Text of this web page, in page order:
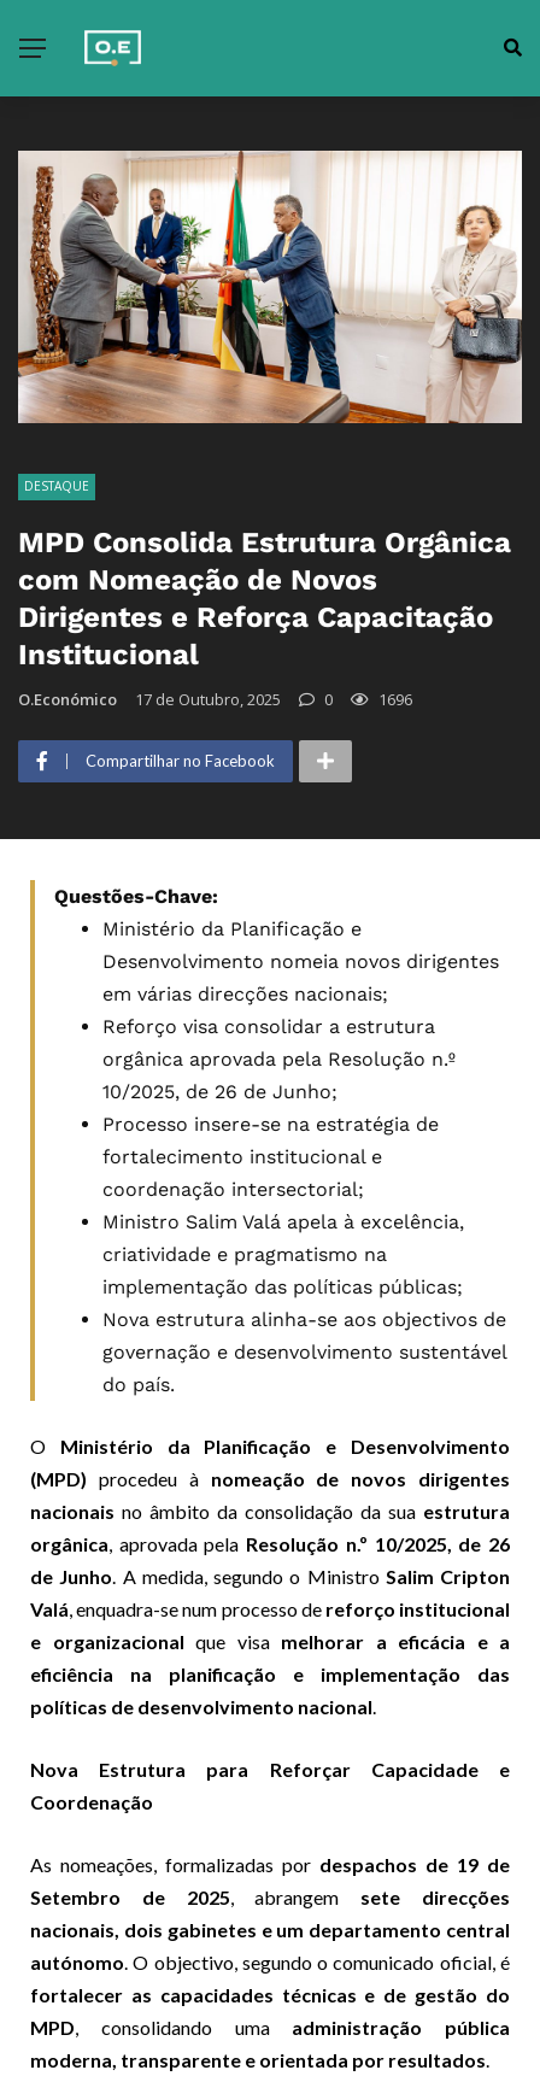
DESTAQUE
MPD Consolida Estrutura Orgânica
com Nomeação de Novos
Dirigentes e Reforça Capacitação
Institucional
O.Económico 17 de Outubro, 2025 0 1696
Compartilhar no Facebook
Questões-Chave:
Ministério da Planificação e
Desenvolvimento nomeia novos dirigentes
em várias direcções nacionais;
Reforço visa consolidar a estrutura
orgânica aprovada pela Resolução n.º
10/2025, de 26 de Junho;
Processo insere-se na estratégia de
fortalecimento institucional e
coordenação intersectorial;
Ministro Salim Valá apela à excelência,
criatividade e pragmatismo na
implementação das políticas públicas;
Nova estrutura alinha-se aos objectivos de
governação e desenvolvimento sustentável
do país.
O Ministério da Planificação e Desenvolvimento
(MPD) procedeu à nomeação de novos dirigentes
nacionais no âmbito da consolidação da sua estrutura
orgânica , aprovada pela Resolução n.º 10/2025, de 26
de Junho . A medida, segundo o Ministro Salim Cripton
Valá , enquadra-se num processo de reforço institucional
e organizacional que visa melhorar a eficácia e a
eficiência na planificação e implementação das
políticas de desenvolvimento nacional
Nova Estrutura para Reforçar Capacidade e
Coordenação
As nomeações, formalizadas por despachos de 19 de
Setembro de 2025 , abrangem sete direcções
nacionais, dois gabinetes e um departamento central
autónomo . O objectivo, segundo o comunicado oficial, é
fortalecer as capacidades técnicas e de gestão do
MPD , consolidando uma administração pública
moderna, transparente e orientada por resultados